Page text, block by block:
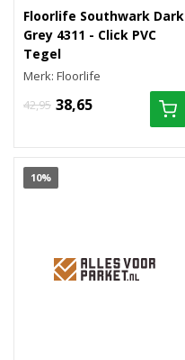
Floorlife Southwark Dark
Grey 4311 - Click PVC
Tegel
Merk: Floorlife
42,95 38,65
10%